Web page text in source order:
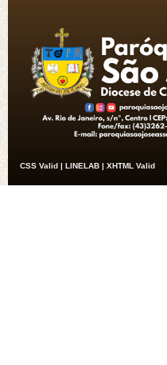
CSS Valid | LINELAB | XHTML Valid